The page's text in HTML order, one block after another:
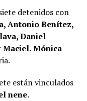
detenidos con
Antonio Benítez,
Daniel
Maciel.Mónica
están vinculados
nene.